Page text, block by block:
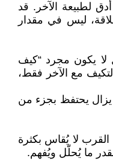
لطبيعة الآخر. قد
ليس في مقدار
لا يكون مجرد “كيف
مع الآخر فقط،
يزال يحتفظ بجزء من
لا يُقاس بكثرة
ما يُحلّل ويُفهم.